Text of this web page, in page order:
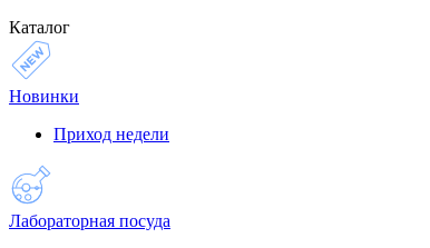
Каталог
Новинки
Приход недели
Лабораторная посуда